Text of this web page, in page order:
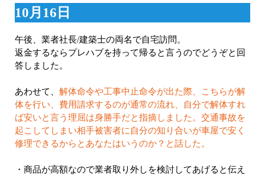
10月16日
午後、業者社長/建築士の両名で自宅訪問。
返金するならプレハブを持って帰ると言うのでどうぞと回
答しました。
あわせて、 解体命令や工事中止命令が出た際、こちらが解
体を行い、費用請求するのが通常の流れ、自分で解体すれ
ば安いと言う理屈は身勝手だと指摘しました。交通事故を
起こしてしまい相手被害者に自分の知り合いが車屋で安く
修理できるからとあなたはいうのか？と話した。
・商品が高額なので業者取り外しを検討してあげると伝え